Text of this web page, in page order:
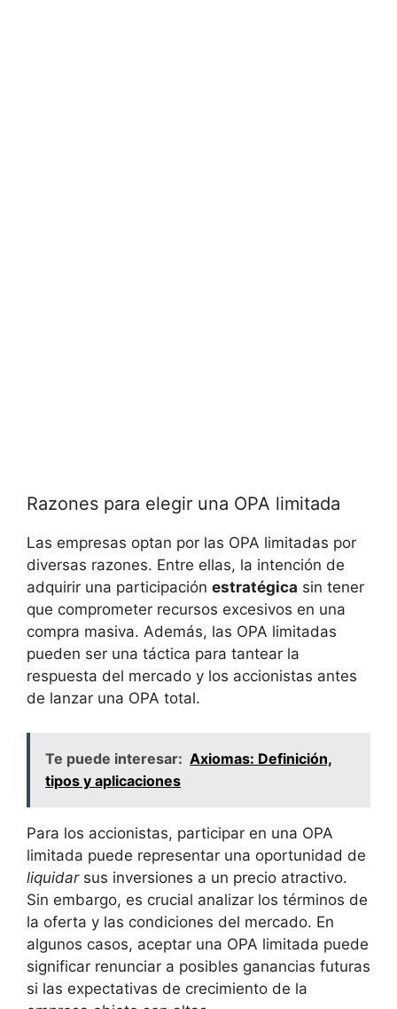
Razones para elegir una OPA limitada
Las empresas optan por las OPA limitadas por
diversas razones. Entre ellas, la intención de
adquirir una participación estratégica sin tener
que comprometer recursos excesivos en una
compra masiva. Además, las OPA limitadas
pueden ser una táctica para tantear la
respuesta del mercado y los accionistas antes
de lanzar una OPA total.
Te puede interesar: Axiomas: Definición,
tipos y aplicaciones
Para los accionistas, participar en una OPA
limitada puede representar una oportunidad de
liquidarsus inversiones a un precio atractivo.
Sin embargo, es crucial analizar los términos de
la oferta y las condiciones del mercado. En
algunos casos, aceptar una OPA limitada puede
significar renunciar a posibles ganancias futuras
si las expectativas de crecimiento de la